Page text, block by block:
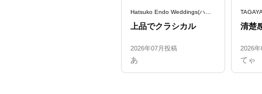
上品でクラシカル
2026年07月投稿
あ
清楚
2026
てゃ